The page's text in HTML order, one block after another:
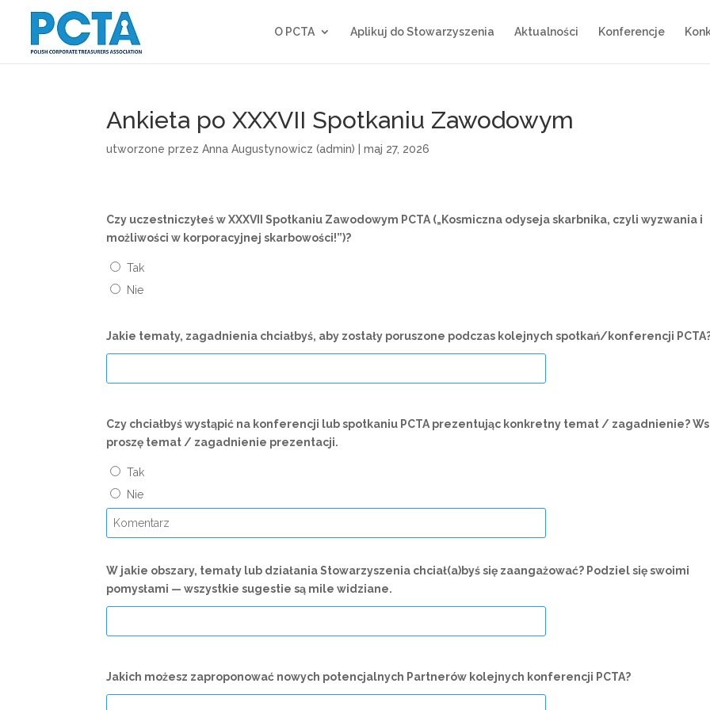
O PCTA Aplikuj do Stowarzyszenia Aktualności Konferencje
Ankieta po XXXVII Spotkaniu Zawodowym
utworzone przezAnna Augustynowicz (admin) |maj 27, 2026
Czy uczestniczyłeś w XXXVII Spotkaniu Zawodowym PCTA („Kosmiczna odyseja skarbnika, czyli wyzwania i
możliwości w korporacyjnej skarbowości!”)?
Tak
Nie
Jakie tematy, zagadnienia chciałbyś, aby zostały poruszone podczas kolejnych spotkań/konferencji
Czy chciałbyś wystąpić na konferencji lub spotkaniu PCTA prezentując konkretny temat / zagadnienie?
proszę temat / zagadnienie prezentacji.
Tak
Nie
W jakie obszary, tematy lub działania Stowarzyszenia chciał(a)byś się zaangażować? Podziel się swoimi
pomysłami — wszystkie sugestie są mile widziane.
Jakich możesz zaproponować nowych potencjalnych Partnerów kolejnych konferencji PCTA?